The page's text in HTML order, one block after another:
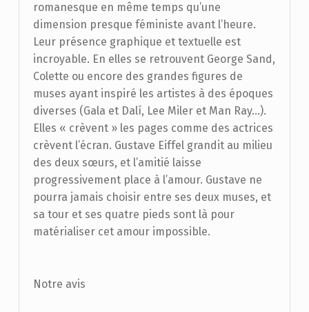
romanesque en même temps qu’une
dimension presque féministe avant l’heure.
Leur présence graphique et textuelle est
incroyable. En elles se retrouvent George Sand,
Colette ou encore des grandes figures de
muses ayant inspiré les artistes à des époques
diverses (Gala et Dalí, Lee Miler et Man Ray…).
Elles « crèvent » les pages comme des actrices
crèvent l’écran. Gustave Eiffel grandit au milieu
des deux sœurs, et l’amitié laisse
progressivement place à l’amour. Gustave ne
pourra jamais choisir entre ses deux muses, et
sa tour et ses quatre pieds sont là pour
matérialiser cet amour impossible.
Notre avis